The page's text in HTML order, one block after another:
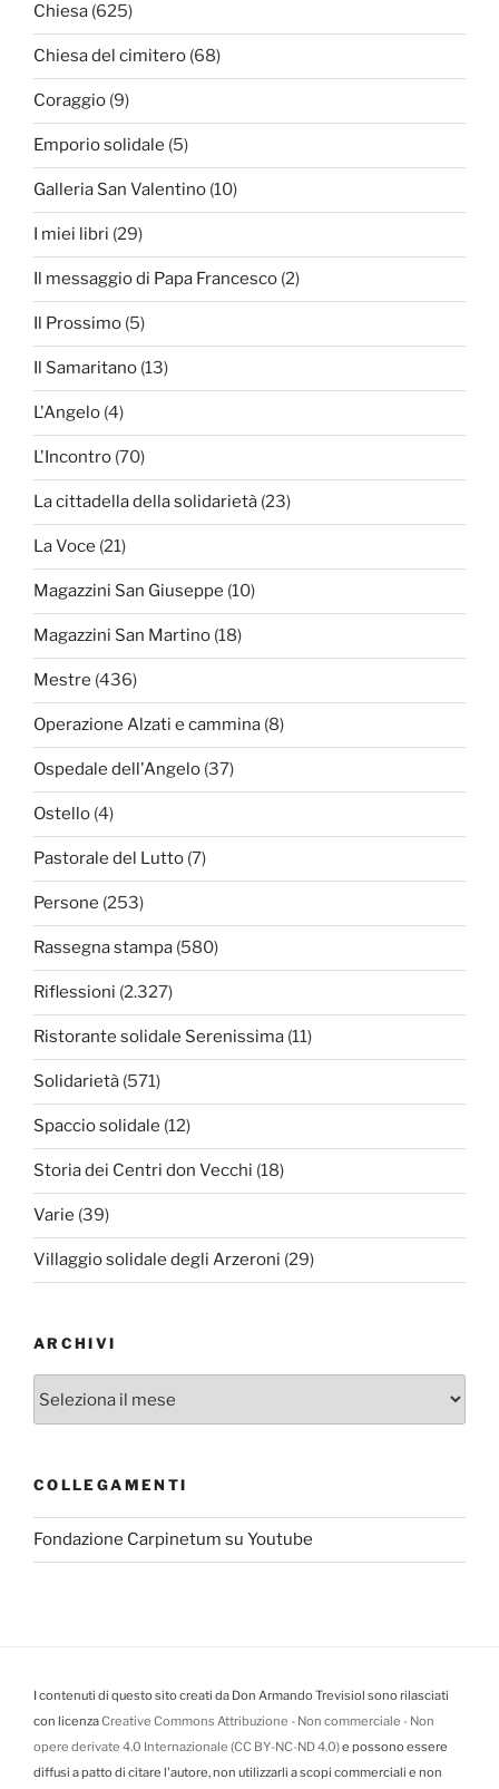
Chiesa (625)
Chiesa del cimitero (68)
Coraggio (9)
Emporio solidale (5)
Galleria San Valentino (10)
I miei libri (29)
Il messaggio di Papa Francesco (2)
Il Prossimo (5)
Il Samaritano (13)
L'Angelo (4)
L'Incontro (70)
La cittadella della solidarietà (23)
La Voce (21)
Magazzini San Giuseppe (10)
Magazzini San Martino (18)
Mestre (436)
Operazione Alzati e cammina (8)
Ospedale dell'Angelo (37)
Ostello (4)
Pastorale del Lutto (7)
Persone (253)
Rassegna stampa (580)
Riflessioni (2.327)
Ristorante solidale Serenissima (11)
Solidarietà (571)
Spaccio solidale (12)
Storia dei Centri don Vecchi (18)
Varie (39)
Villaggio solidale degli Arzeroni (29)
ARCHIVI
Archivi
COLLEGAMENTI
Fondazione Carpinetum su Youtube
I contenuti di questo sito creati da Don Armando Trevisiol sono rilasciati
con licenzaCreative Commons Attribuzione - Non commerciale - Non
opere derivate 4.0 Internazionale (CC BY-NC-ND 4.0)e possono essere
diffusi a patto di citare l'autore, non utilizzarli a scopi commerciali e non